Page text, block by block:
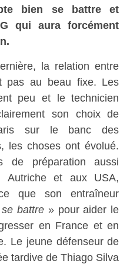
bien se battre et
qui aura forcément
la relation entre
pas au beau fixe. Les
peu et le technicien
son choix de
sur le banc des
les choses ont évolué.
de préparation aussi
Autriche et aux USA,
que son entraîneur
battre» pour aider le
en France et en
Le jeune défenseur de
tardive de Thiago Silva